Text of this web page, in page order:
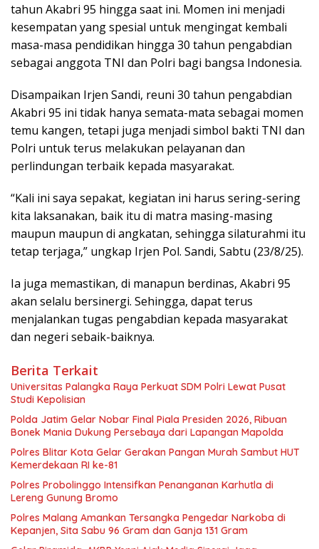
tahun Akabri 95 hingga saat ini. Momen ini menjadi
kesempatan yang spesial untuk mengingat kembali
masa-masa pendidikan hingga 30 tahun pengabdian
sebagai anggota TNI dan Polri bagi bangsa Indonesia.
Disampaikan Irjen Sandi, reuni 30 tahun pengabdian
Akabri 95 ini tidak hanya semata-mata sebagai momen
temu kangen, tetapi juga menjadi simbol bakti TNI dan
Polri untuk terus melakukan pelayanan dan
perlindungan terbaik kepada masyarakat.
“Kali ini saya sepakat, kegiatan ini harus sering-sering
kita laksanakan, baik itu di matra masing-masing
maupun maupun di angkatan, sehingga silaturahmi itu
tetap terjaga,” ungkap Irjen Pol. Sandi, Sabtu (23/8/25).
Ia juga memastikan, di manapun berdinas, Akabri 95
akan selalu bersinergi. Sehingga, dapat terus
menjalankan tugas pengabdian kepada masyarakat
dan negeri sebaik-baiknya.
Berita Terkait
Universitas Palangka Raya Perkuat SDM Polri Lewat Pusat
Studi Kepolisian
Polda Jatim Gelar Nobar Final Piala Presiden 2026, Ribuan
Bonek Mania Dukung Persebaya dari Lapangan Mapolda
Polres Blitar Kota Gelar Gerakan Pangan Murah Sambut HUT
Kemerdekaan RI ke-81
Polres Probolinggo Intensifkan Penanganan Karhutla di
Lereng Gunung Bromo
Polres Malang Amankan Tersangka Pengedar Narkoba di
Kepanjen, Sita Sabu 96 Gram dan Ganja 131 Gram